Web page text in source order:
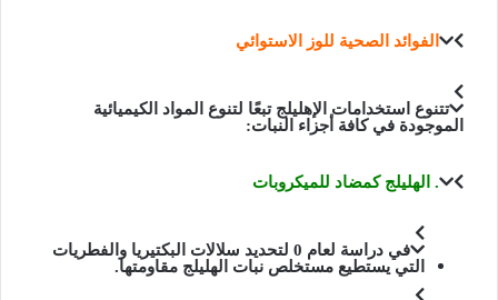
الفوائد الصحية للوز الاستوائي
تتنوع استخدامات الإهليلج تبعًا لتنوع المواد الكيميائية
الموجودة في كافة أجزاء النبات:
. الهليلج كمضاد للميكروبات
في دراسة لعام 0 لتحديد سلالات البكتيريا والفطريات
التي يستطيع مستخلص نبات الهليلج مقاومتها.